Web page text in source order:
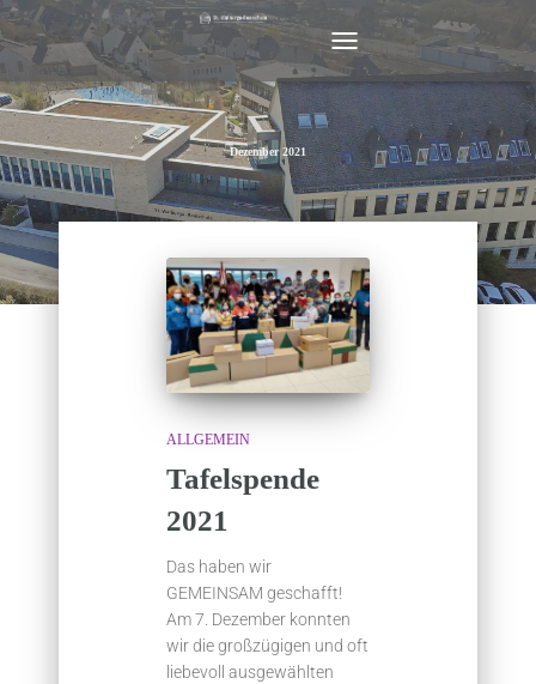
NAVIGATION
UMSCHALTEN
Dezember 2021
ALLGEMEIN
Tafelspende
2021
Das haben wir
GEMEINSAM geschafft!
Am 7. Dezember konnten
wir die großzügigen und oft
liebevoll ausgewählten